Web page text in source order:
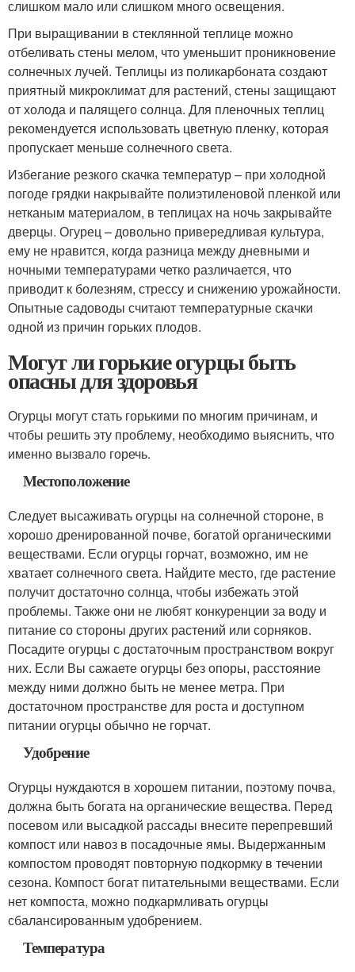
слишком мало или слишком много освещения.
При выращивании в стеклянной теплице можно
отбеливать стены мелом, что уменьшит проникновение
солнечных лучей. Теплицы из поликарбоната создают
приятный микроклимат для растений, стены защищают
от холода и палящего солнца. Для пленочных теплиц
рекомендуется использовать цветную пленку, которая
пропускает меньше солнечного света.
Избегание резкого скачка температур – при холодной
погоде грядки накрывайте полиэтиленовой пленкой или
нетканым материалом, в теплицах на ночь закрывайте
дверцы. Огурец – довольно привередливая культура,
ему не нравится, когда разница между дневными и
ночными температурами четко различается, что
приводит к болезням, стрессу и снижению урожайности.
Опытные садоводы считают температурные скачки
одной из причин горьких плодов.
Могут ли горькие огурцы быть
опасны для здоровья
Огурцы могут стать горькими по многим причинам, и
чтобы решить эту проблему, необходимо выяснить, что
именно вызвало горечь.
Местоположение
Следует высаживать огурцы на солнечной стороне, в
хорошо дренированной почве, богатой органическими
веществами. Если огурцы горчат, возможно, им не
хватает солнечного света. Найдите место, где растение
получит достаточно солнца, чтобы избежать этой
проблемы. Также они не любят конкуренции за воду и
питание со стороны других растений или сорняков.
Посадите огурцы с достаточным пространством вокруг
них. Если Вы сажаете огурцы без опоры, расстояние
между ними должно быть не менее метра. При
достаточном пространстве для роста и доступном
питании огурцы обычно не горчат.
Удобрение
Огурцы нуждаются в хорошем питании, поэтому почва,
должна быть богата на органические вещества. Перед
посевом или высадкой рассады внесите перепревший
компост или навоз в посадочные ямы. Выдержанным
компостом проводят повторную подкормку в течении
сезона. Компост богат питательными веществами. Если
нет компоста, можно подкармливать огурцы
сбалансированным удобрением.
Температура